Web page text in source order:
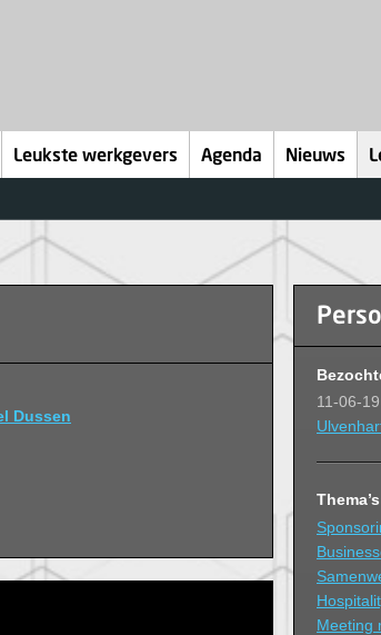
Leukste werkgevers Agenda Nieuws
Dussen
11-06-19
Meeting